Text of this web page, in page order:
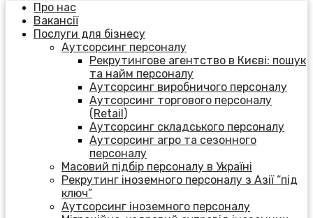
Про нас
Вакансії
Послуги для бізнесу
Аутсорсинг персоналу
Рекрутингове агентство в Києві: пошук
та найм персоналу
Аутсорсинг виробничого персоналу
Аутсорсинг торгового персоналу
(Retail)
Аутсорсинг складського персоналу
Аутсорсинг агро та сезонного
персоналу
Масовий підбір персоналу в Україні
Рекрутинг іноземного персоналу з Азії “під
ключ”
Аутсорсинг іноземного персоналу